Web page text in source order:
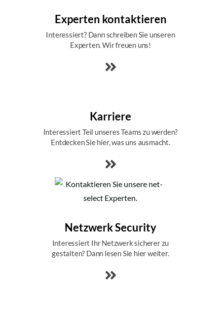
Experten kontaktieren
Interessiert? Dann schreiben Sie unseren
Experten. Wir freuen uns!
Karriere
Interessiert Teil unseres Teams zu werden?
Entdecken Sie hier, was uns ausmacht.
Netzwerk Security
Interessiert Ihr Netzwerk sicherer zu
gestalten? Dann lesen Sie hier weiter.